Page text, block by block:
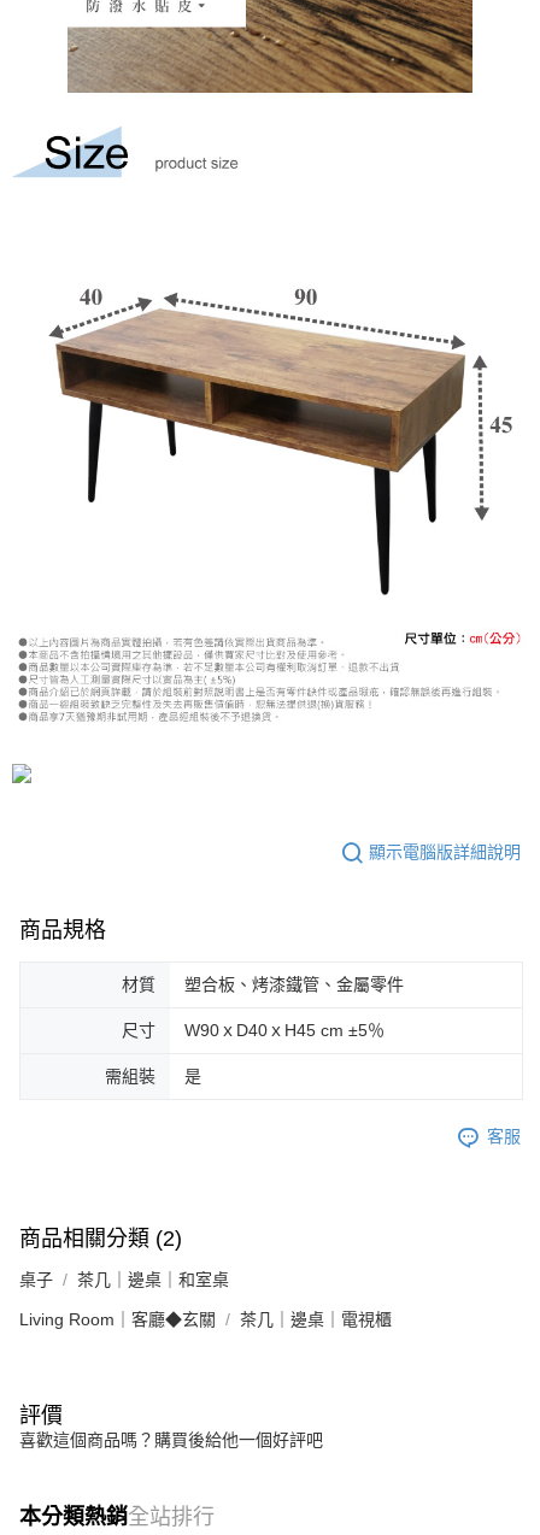
顯示電腦版詳細說明
商品規格
材質 塑合板、烤漆鐵管、金屬零件
尺寸 W90ｘD40ｘH45 cm ±5％
需組裝 是
客服
商品相關分類 (2)
桌子 茶几｜邊桌｜和室桌
Living Room｜客廳◆玄關 茶几｜邊桌｜電視櫃
評價
喜歡這個商品嗎？購買後給他一個好評吧
本分類熱銷全站排行